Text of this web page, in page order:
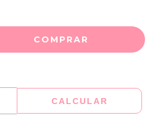
CALCULAR